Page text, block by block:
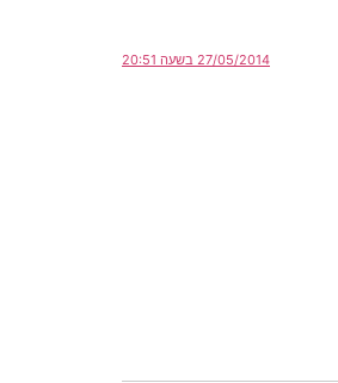
27/05/2014 בשעה 20:51